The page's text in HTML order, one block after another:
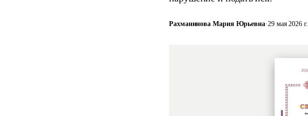
Рахманинова Мария Юрьевна·29 мая 2026 г.